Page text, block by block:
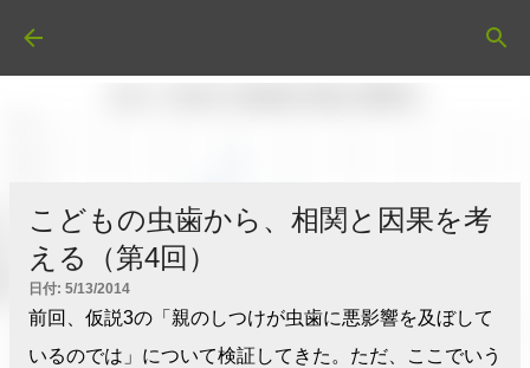
こどもの虫歯から、相関と因果を考
える（第4回）
日付: 5/13/2014
前回、仮説3の「親のしつけが虫歯に悪影響を及ぼして
いるのでは」について検証してきた。ただ、ここでいう